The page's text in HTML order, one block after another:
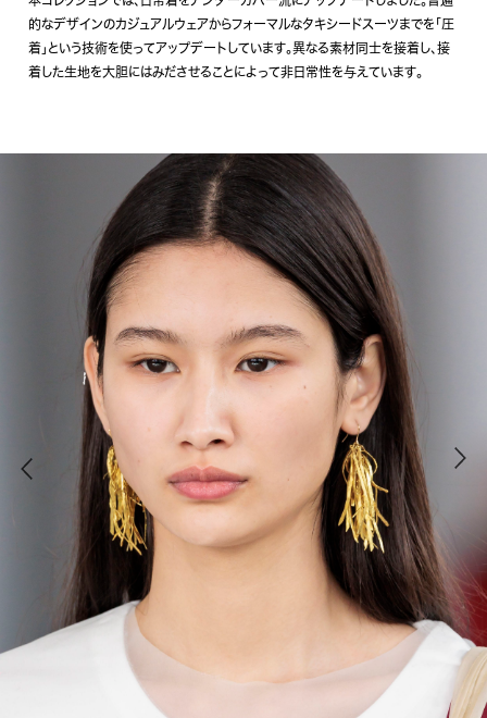
的なデザインのカジュアルウェアからフォーマルなタキシードスーツまでを「圧
着」という技術を使ってアップデートしています。異なる素材同士を接着し、接
着した生地を大胆にはみださせることによって非日常性を与えています。